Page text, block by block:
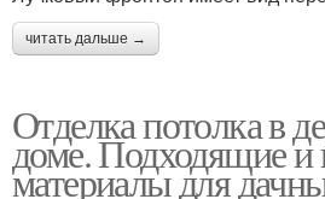
читать дальше →
Отделка потолка в
доме. Подходящие и
материалы для